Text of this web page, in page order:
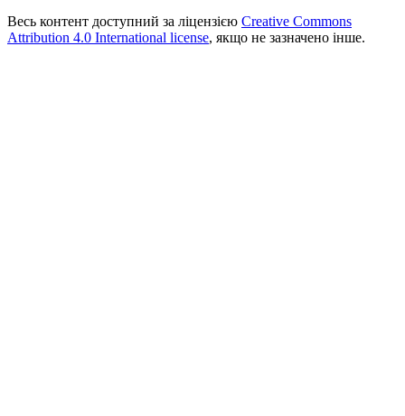
Весь контент доступний за ліцензією Creative Commons
Attribution 4.0 International license, якщо не зазначено інше.